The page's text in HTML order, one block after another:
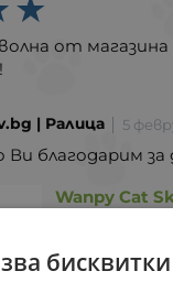
от
| Ралица 5
Ви благодарим
Wanpy Cat
бисквитки